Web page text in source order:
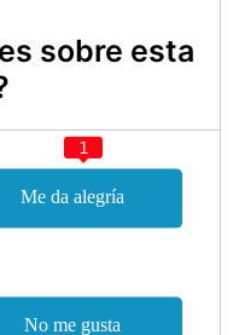
sobre esta
1